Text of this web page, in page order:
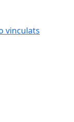
vinculats